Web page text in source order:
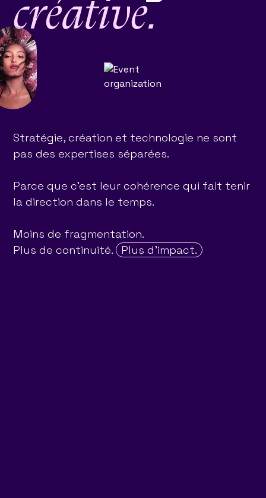
créative.
Stratégie, création et technologie ne sont
pas des expertises séparées.
Parce que c'est leur cohérence qui fait tenir
la direction dans le temps.
Moins de fragmentation.
Plus de continuité. Plus d’impact.